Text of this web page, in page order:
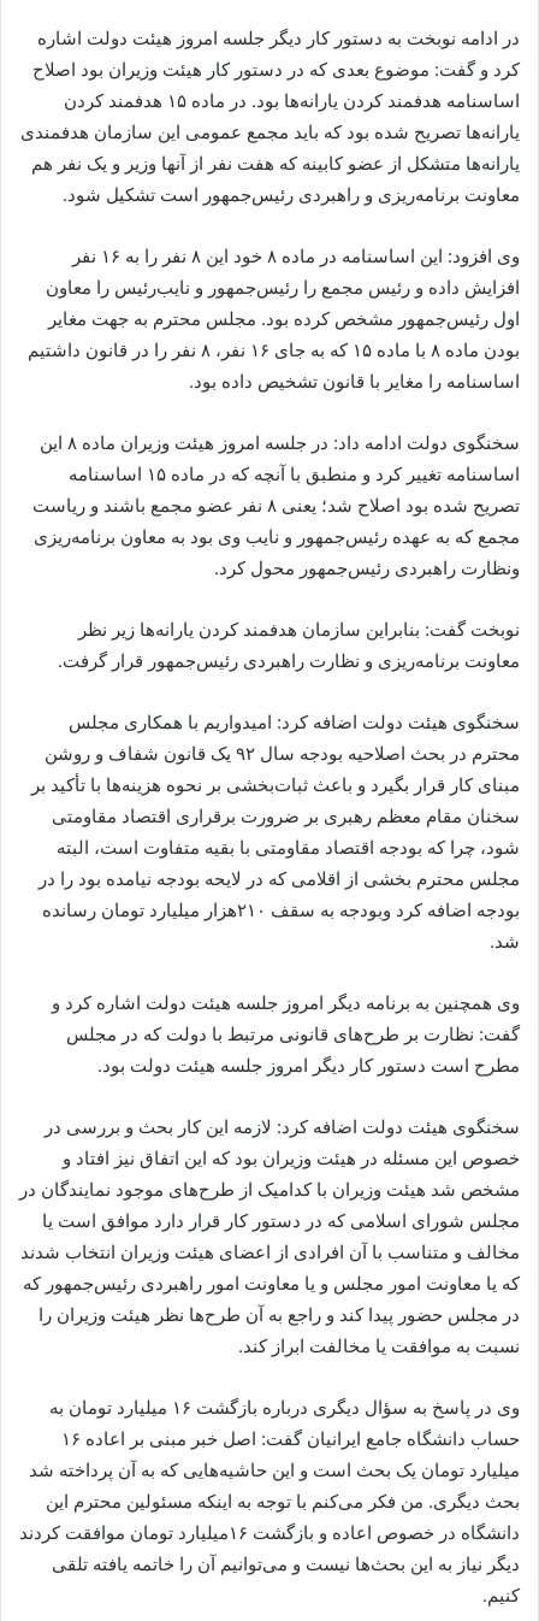
در ادامه نوبخت به دستور کار دیگر جلسه امروز هیئت دولت اشاره
کرد و گفت: موضوع بعدی که در دستور کار هیئت وزیران بود اصلاح
اساسنامه هدفمند کردن یارانه‌ها بود. در ماده ۱۵ هدفمند کردن
یارانه‌ها تصریح شده بود که باید مجمع عمومی این سازمان هدفمندی
یارانه‌ها متشکل از عضو کابینه که هفت نفر از آنها وزیر و یک نفر هم
معاونت برنامه‌ریزی و راهبردی رئیس‌جمهور است تشکیل شود.
وی افزود: این اساسنامه در ماده ۸ خود این ۸ نفر را به ۱۶ نفر
افزایش داده و رئیس مجمع را رئیس‌جمهور و نایب‌رئیس را معاون
اول رئیس‌جمهور مشخص کرده بود. مجلس محترم به جهت مغایر
بودن ماده ۸ با ماده ۱۵ که به جای ۱۶ نفر، ۸ نفر را در قانون داشتیم
اساسنامه را مغایر با قانون تشخیص داده بود.
سخنگوی دولت ادامه داد: در جلسه امروز هیئت وزیران ماده ۸ این
اساسنامه تغییر کرد و منطبق با آنچه که در ماده ۱۵ اساسنامه
تصریح شده بود اصلاح شد؛ یعنی ۸ نفر عضو مجمع باشند و ریاست
مجمع که به عهده رئیس‌جمهور و نایب وی بود به معاون برنامه‌ریزی
ونظارت راهبردی رئیس‌جمهور محول کرد.
نوبخت گفت: بنابراین سازمان هدفمند کردن یارانه‌ها زیر نظر
معاونت برنامه‌ریزی و نظارت راهبردی رئیس‌جمهور قرار گرفت.
سخنگوی هیئت دولت اضافه کرد: امیدواریم با همکاری مجلس
محترم در بحث اصلاحیه بودجه سال ۹۲ یک قانون شفاف و روشن
مبنای کار قرار بگیرد و باعث ثبات‌بخشی بر نحوه هزینه‌ها با تأکید بر
سخنان مقام معظم رهبری بر ضرورت برقراری اقتصاد مقاومتی
شود، چرا که بودجه اقتصاد مقاومتی با بقیه متفاوت است، البته
مجلس محترم بخشی از اقلامی که در لایحه بودجه نیامده بود را در
بودجه اضافه کرد وبودجه به سقف ۲۱۰هزار میلیارد تومان رسانده
شد.
وی همچنین به برنامه دیگر امروز جلسه هیئت دولت اشاره کرد و
گفت: نظارت بر طرح‌های قانونی مرتبط با دولت که در مجلس
مطرح است دستور کار دیگر امروز جلسه هیئت دولت بود.
سخنگوی هیئت دولت اضافه کرد: لازمه این کار بحث و بررسی در
خصوص این مسئله در هیئت وزیران بود که این اتفاق نیز افتاد و
مشخص شد هیئت وزیران با کدامیک از طرح‌های موجود نمایندگان در
مجلس شورای اسلامی که در دستور کار قرار دارد موافق است یا
مخالف و متناسب با آن افرادی از اعضای هیئت وزیران انتخاب شدند
که یا معاونت امور مجلس و یا معاونت امور راهبردی رئیس‌جمهور که
در مجلس حضور پیدا کند و راجع به آن طرح‌ها نظر هیئت وزیران را
نسبت به موافقت یا مخالفت ابراز کند.
وی در پاسخ به سؤال دیگری درباره بازگشت ۱۶ میلیارد تومان به
حساب دانشگاه جامع ایرانیان گفت: اصل خبر مبنی بر اعاده ۱۶
میلیارد تومان یک بحث است و این حاشیه‌هایی که به آن پرداخته شد
بحث دیگری. من فکر می‌کنم با توجه به اینکه مسئولین محترم این
دانشگاه در خصوص اعاده و بازگشت ۱۶میلیارد تومان موافقت کردند
دیگر نیاز به این بحث‌ها نیست و می‌توانیم آن را خاتمه یافته تلقی
کنیم.